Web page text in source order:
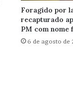
Foragido por
recapturado
PM com nome
6 de agosto de